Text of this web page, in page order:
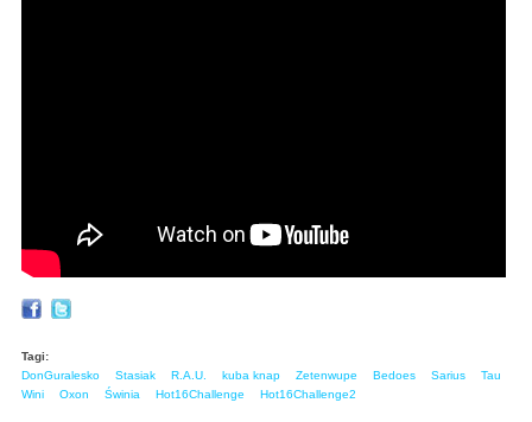
Tagi:
DonGuralesko
Stasiak R.A.U. kuba knap Zetenwupe Bedoes Sarius
Tau
Wini
Oxon Świnia Hot16Challenge Hot16Challenge2